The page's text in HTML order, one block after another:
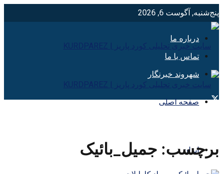
پنج‌شنبه, آگوست 6, 2026
درباره ما
تماس با ما
شهروند خبرنگار
صفحه اصلی
ایران
برچسب: جمیل_بائیک